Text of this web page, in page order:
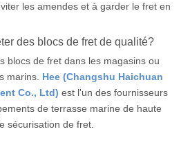
les amendes et à garder le fret en
des blocs de fret de qualité?
blocs de fret dans les magasins ou
marins. Hee (Changshu Haichuan
Co., Ltd) est l'un des fournisseurs
de terrasse marine de haute
sécurisation de fret.